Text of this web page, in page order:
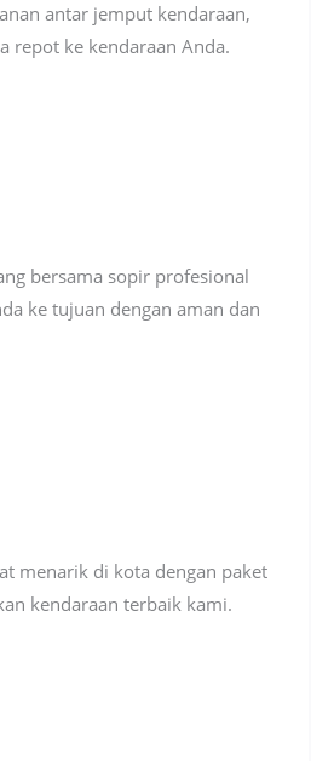
antar jemput kendaraan,
repot ke kendaraan Anda.
bersama sopir profesional
ke tujuan dengan aman dan
menarik di kota dengan paket
kendaraan terbaik kami.